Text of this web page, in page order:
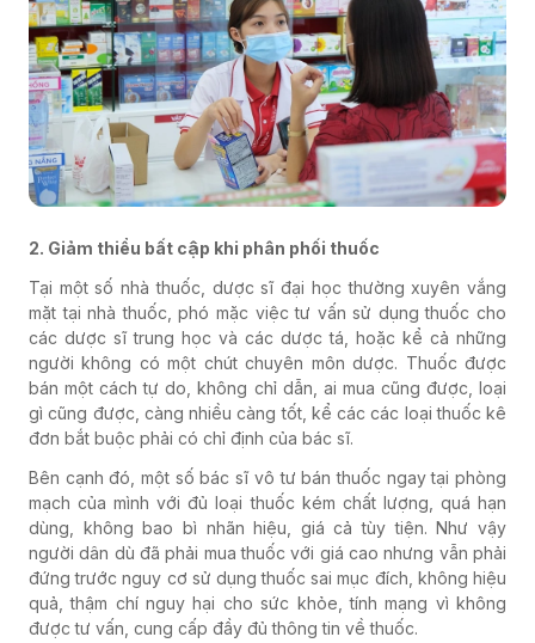
2. Giảm thiểu bất cập khi phân phối thuốc
Tại một số nhà thuốc, dược sĩ đại học thường xuyên vắng
mặt tại nhà thuốc, phó mặc việc tư vấn sử dụng thuốc cho
các dược sĩ trung học và các dược tá, hoặc kể cả những
người không có một chút chuyên môn dược. Thuốc được
bán một cách tự do, không chỉ dẫn, ai mua cũng được, loại
gì cũng được, càng nhiều càng tốt, kể các các loại thuốc kê
đơn bắt buộc phải có chỉ định của bác sĩ.
Bên cạnh đó, một số bác sĩ vô tư bán thuốc ngay tại phòng
mạch của mình với đủ loại thuốc kém chất lượng, quá hạn
dùng, không bao bì nhãn hiệu, giá cả tùy tiện. Như vậy
người dân dù đã phải mua thuốc với giá cao nhưng vẫn phải
đứng trước nguy cơ sử dụng thuốc sai mục đích, không hiệu
quả, thậm chí nguy hại cho sức khỏe, tính mạng vì không
được tư vấn, cung cấp đầy đủ thông tin về thuốc.